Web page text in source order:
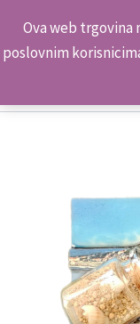
Ova web trgovina
poslovnim
content